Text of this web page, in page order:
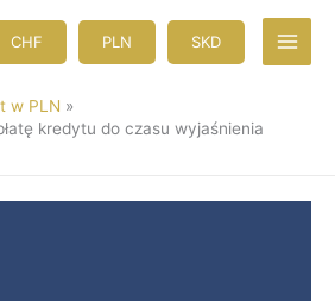
CHF PLN SKD
w PLN
kredytu do czasu wyjaśnienia